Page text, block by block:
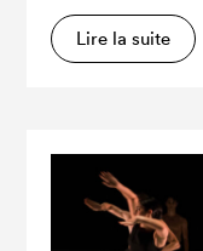
Lire la suite